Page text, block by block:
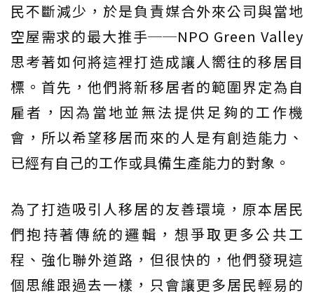
民不斷減少，於是負責媒合外來公司與當地
空屋需求的最大推手──NPO Green Valley
思考著如何將這裡打造成讓人嚮往的移居目
標。首先，他們將新移居者的範圍界定為自
雇者，因為當地並無法提供足夠的工作機
會，所以希望移居而來的人是有創造能力、
已經有自己的工作或具備生產能力的對象。
為了打造吸引人移居的友善環境，原本居民
們抱持著傳統的邏輯，想爭取更多公共工
程、強化聯外道路，但很快的，他們發現這
個思維跟過去一樣，只會讓更多居民輕易的